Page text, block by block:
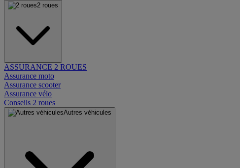
2 roues
ASSURANCE 2 ROUES
Assurance moto
Assurance scooter
Assurance vélo
Conseils 2 roues
Autres véhicules